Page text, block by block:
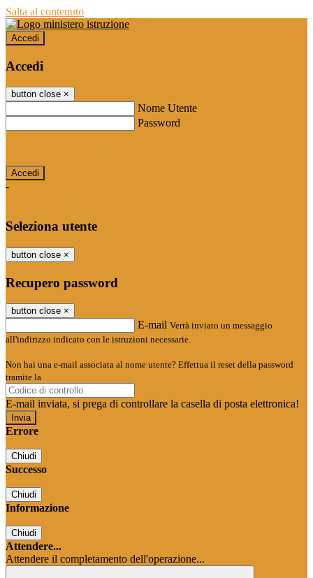
Salta al contenuto
Accedi
Accedi
button close ×
Nome Utente
Password
-
Seleziona utente
button close ×
Recupero password
button close ×
E-mail Verrà inviato un messaggio
all'indirizzo indicato con le istruzioni necessarie.
Non hai una e-mail associata al nome utente? Effettua il reset della password
tramite la
E-mail inviata, si prega di controllare la casella di posta elettronica!
Errore
Chiudi
Successo
Chiudi
Informazione
Chiudi
Attendere...
Attendere il completamento dell'operazione...